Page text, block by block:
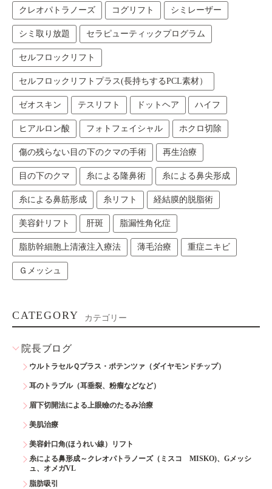
クレオパトラノーズ コグリフト シミレーザー
シミ取り放題 セラピューティックプログラム
セルフロックリフト
セルフロックリフトプラス(長持ちするPCL素材）
ゼオスキン テスリフト ドットヘア ハイフ
ヒアルロン酸 フォトフェイシャル ホクロ切除
傷の残らない目の下のクマの手術 再生治療
目の下のクマ 糸による隆鼻術 糸による鼻尖形成
糸による鼻筋形成 糸リフト 経結膜的脱脂術
美容針リフト 肝斑 脂漏性角化症
脂肪幹細胞上清液注入療法 薄毛治療 重症ニキビ
Ｇメッシュ
CATEGORY カテゴリー
院長ブログ
ウルトラセルＱプラス・ポテンツァ（ダイヤモンドチップ）
耳のトラブル（耳垂裂、粉瘤などなど）
眉下切開法による上眼瞼のたるみ治療
美肌治療
美容針口角(ほうれい線）リフト
糸による鼻形成～クレオパトラノーズ（ミスコ MISKO)、Gメッシ
ュ、オメガVL
脂肪吸引